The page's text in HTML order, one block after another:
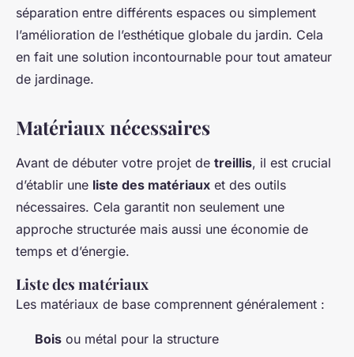
séparation entre différents espaces ou simplement
l’amélioration de l’esthétique globale du jardin. Cela
en fait une solution incontournable pour tout amateur
de jardinage.
Matériaux nécessaires
Avant de débuter votre projet de treillis, il est crucial
d’établir une liste des matériaux et des outils
nécessaires. Cela garantit non seulement une
approche structurée mais aussi une économie de
temps et d’énergie.
Liste des matériaux
Les matériaux de base comprennent généralement :
Bois ou métal pour la structure